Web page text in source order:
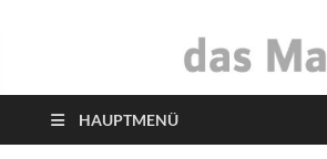
das Marburger.
HAUPTMENÜ